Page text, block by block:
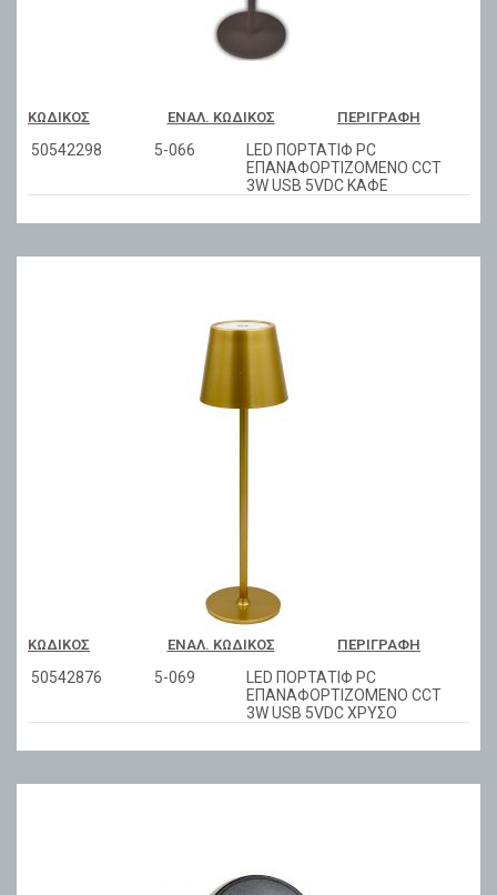
ΚΩΔΙΚΌΣ ΕΝΑΛ. ΚΩΔΙΚΌΣ ΠΕΡΙΓΡΑΦΉ
50542298 5-066
LED ΠΟΡΤΑΤΙΦ PC
ΕΠΑΝΑΦΟΡΤΙΖΟΜΕΝΟ CCT
3W USB 5VDC ΚΑΦΕ
ΚΩΔΙΚΌΣ ΕΝΑΛ. ΚΩΔΙΚΌΣ ΠΕΡΙΓΡΑΦΉ
50542876 5-069
LED ΠΟΡΤΑΤΙΦ PC
ΕΠΑΝΑΦΟΡΤΙΖΟΜΕΝΟ CCT
3W USB 5VDC ΧΡΥΣΟ